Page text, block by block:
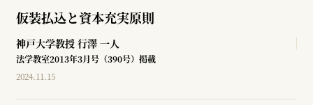
仮装払込と資本充実原則
神戸大学教授 行澤 一人
法学教室2013年3月号（390号）掲載
2024.11.15